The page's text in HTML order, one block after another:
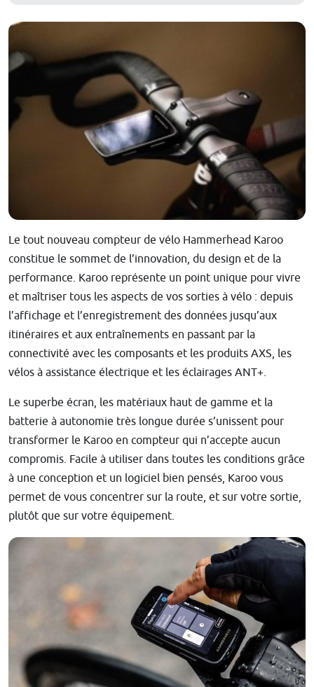
Le tout nouveau compteur de vélo Hammerhead Karoo
constitue le sommet de l’innovation, du design et de la
performance. Karoo représente un point unique pour vivre
et maîtriser tous les aspects de vos sorties à vélo : depuis
l’affichage et l’enregistrement des données jusqu’aux
itinéraires et aux entraînements en passant par la
connectivité avec les composants et les produits AXS, les
vélos à assistance électrique et les éclairages ANT+.
Le superbe écran, les matériaux haut de gamme et la
batterie à autonomie très longue durée s’unissent pour
transformer le Karoo en compteur qui n’accepte aucun
compromis. Facile à utiliser dans toutes les conditions grâce
à une conception et un logiciel bien pensés, Karoo vous
permet de vous concentrer sur la route, et sur votre sortie,
plutôt que sur votre équipement.